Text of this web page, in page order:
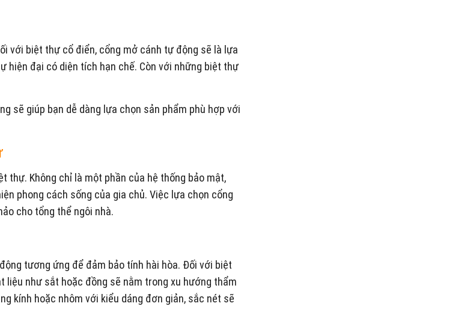
với biệt thự cổ điển, cổng mở cánh tự động sẽ là lựa
đại có diện tích hạn chế. Còn với những biệt thự
sẽ giúp bạn dễ dàng lựa chọn sản phẩm phù hợp với
Không chỉ là một phần của hệ thống bảo mật,
phong cách sống của gia chủ. Việc lựa chọn cổng
cho tổng thể ngôi nhà.
tương ứng để đảm bảo tính hài hòa. Đối với biệt
như sắt hoặc đồng sẽ nằm trong xu hướng thẩm
kính hoặc nhôm với kiểu dáng đơn giản, sắc nét sẽ